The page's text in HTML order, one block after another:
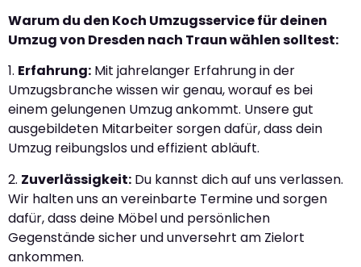
Warum du den Koch Umzugsservice für deinen
Umzug von Dresden nach Traun wählen solltest:
1. Erfahrung: Mit jahrelanger Erfahrung in der
Umzugsbranche wissen wir genau, worauf es bei
einem gelungenen Umzug ankommt. Unsere gut
ausgebildeten Mitarbeiter sorgen dafür, dass dein
Umzug reibungslos und effizient abläuft.
2. Zuverlässigkeit: Du kannst dich auf uns verlassen.
Wir halten uns an vereinbarte Termine und sorgen
dafür, dass deine Möbel und persönlichen
Gegenstände sicher und unversehrt am Zielort
ankommen.